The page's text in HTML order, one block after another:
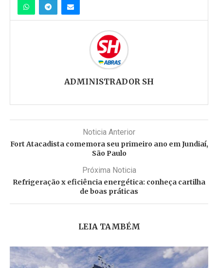
ADMINISTRADOR SH
Noticia Anterior
Fort Atacadista comemora seu primeiro ano em Jundiaí,
São Paulo
Próxima Noticia
Refrigeração x eficiência energética: conheça cartilha
de boas práticas
LEIA TAMBÉM